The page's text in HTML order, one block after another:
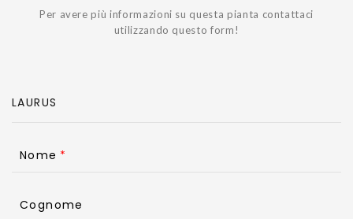
Per avere più informazioni su questa pianta contattaci
utilizzando questo form!
Nome
Cognome